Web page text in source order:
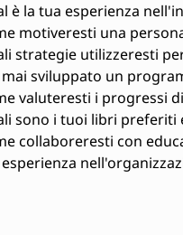
è la tua esperienza
motiveresti una
strategie utilizzeresti
mai sviluppato un
valuteresti i progressi
sono i tuoi libri preferiti
collaboreresti con
esperienza